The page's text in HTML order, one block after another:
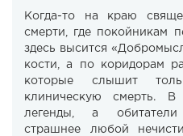
Когда-то на краю
смерти, где покойникам
здесь высится
кости, а по коридорам
которые слышит
клиническую смерть.
легенды, а
страшнее любой